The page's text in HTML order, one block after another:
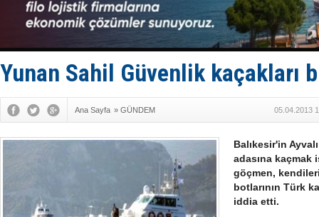
Rusya,
Enejota
Denizcilik
Taksi
Yunan Sahil Güvenlik kaçakları
Ana Sayfa » GÜNDEM 05.04.2013
Balıkesir'in
adasına kaçmak
göçmen,
botlarının Türk
iddia etti.